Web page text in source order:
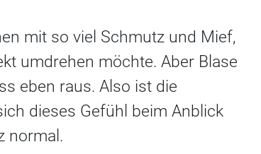
mit so viel Schmutz und Mief,
umdrehen möchte. Aber Blase
eben raus. Also ist die
dieses Gefühl beim Anblick
normal.